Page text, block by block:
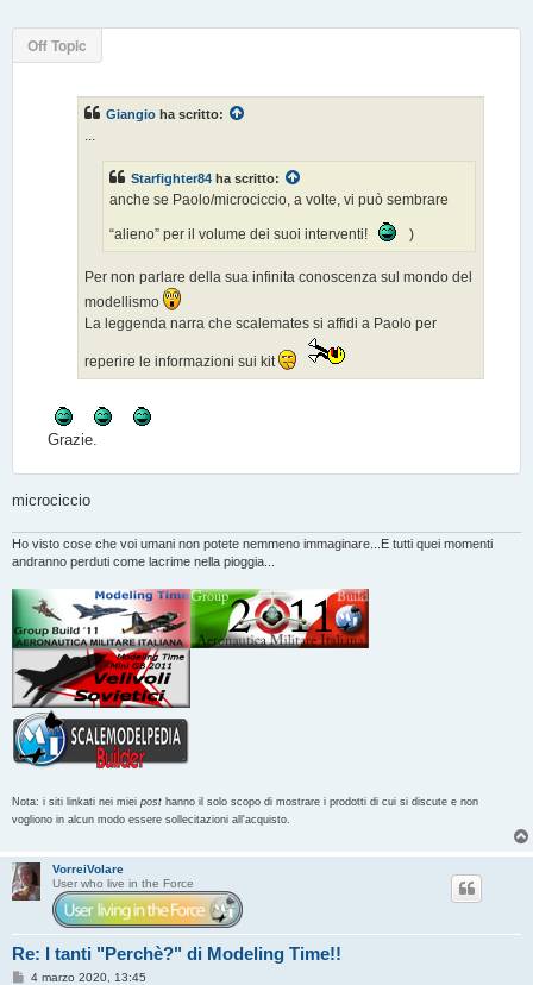
s
a
g
Off Topic
Giangio ha scritto:
Starfighter84 ha scritto:
anche se Paolo/microciccio, a volte, vi può sembrare
“alieno” per il volume dei suoi interventi! )
Per non parlare della sua infinita conoscenza sul mondo del
modellismo
La leggenda narra che scalemates si affidi a Paolo per
reperire le informazioni sui kit
Grazie.
microciccio
Ho visto cose che voi umani non potete nemmeno immaginare...E tutti quei momenti
andranno perduti come lacrime nella pioggia...
Nota: i siti linkati nei miei post hanno il solo scopo di mostrare i prodotti di cui si discute e non
vogliono in alcun modo essere sollecitazioni all'acquisto.
VorreiVolare
User who live in the Force
Re: I tanti "Perchè?" di Modeling Time!!
M4 marzo 2020, 13:45